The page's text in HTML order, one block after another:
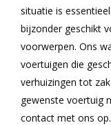
situatie is
bijzonder geschikt
voorwerpen. Ons
voertuigen die
verhuizingen tot
gewenste voertuig
contact met ons